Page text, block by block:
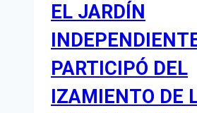
EL JARDÍN
PARTICIPÓ DEL
IZAMIENTO DE